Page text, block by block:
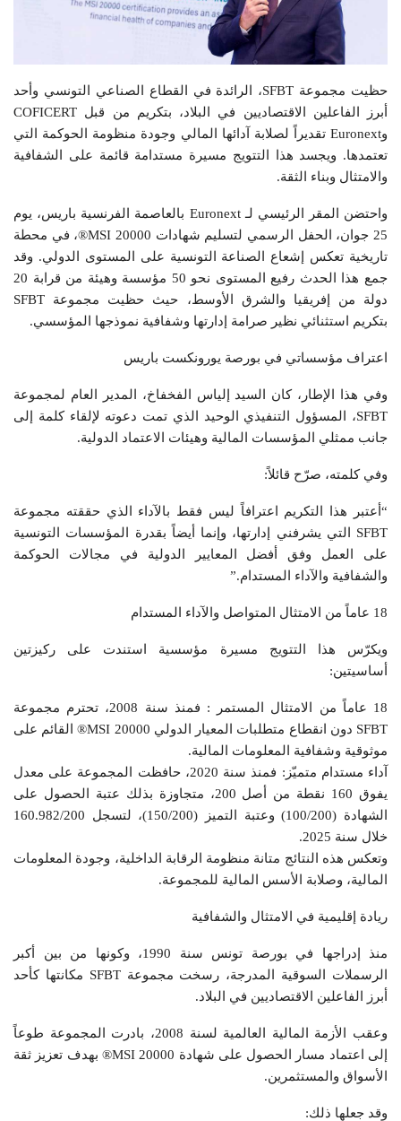
حظيت مجموعة SFBT، الرائدة في القطاع الصناعي التونسي وأحد
أبرز الفاعلين الاقتصاديين في البلاد، بتكريم من قبل COFICERT
وEuronext تقديراً لصلابة آدائها المالي وجودة منظومة الحوكمة التي
تعتمدها. ويجسد هذا التتويج مسيرة مستدامة قائمة على الشفافية
والامتثال وبناء الثقة.
واحتضن المقر الرئيسي لـ Euronext بالعاصمة الفرنسية باريس، يوم
25 جوان، الحفل الرسمي لتسليم شهادات MSI 20000®، في محطة
تاريخية تعكس إشعاع الصناعة التونسية على المستوى الدولي. وقد
جمع هذا الحدث رفيع المستوى نحو 50 مؤسسة وهيئة من قرابة 20
دولة من إفريقيا والشرق الأوسط، حيث حظيت مجموعة SFBT
بتكريم استثنائي نظير صرامة إدارتها وشفافية نموذجها المؤسسي.
اعتراف مؤسساتي في بورصة يورونكست باريس
وفي هذا الإطار، كان السيد إلياس الفخفاخ، المدير العام لمجموعة
SFBT، المسؤول التنفيذي الوحيد الذي تمت دعوته لإلقاء كلمة إلى
جانب ممثلي المؤسسات المالية وهيئات الاعتماد الدولية.
وفي كلمته، صرّح قائلاً:
“أعتبر هذا التكريم اعترافاً ليس فقط بالآداء الذي حققته مجموعة
SFBT التي يشرفني إدارتها، وإنما أيضاً بقدرة المؤسسات التونسية
على العمل وفق أفضل المعايير الدولية في مجالات الحوكمة
والشفافية والآداء المستدام.”
18 عاماً من الامتثال المتواصل والآداء المستدام
ويكرّس هذا التتويج مسيرة مؤسسية استندت على ركيزتين
أساسيتين:
18 عاماً من الامتثال المستمر : فمنذ سنة 2008، تحترم مجموعة
SFBT دون انقطاع متطلبات المعيار الدولي MSI 20000® القائم على
موثوقية وشفافية المعلومات المالية.
آداء مستدام متميّز: فمنذ سنة 2020، حافظت المجموعة على معدل
يفوق 160 نقطة من أصل 200، متجاوزة بذلك عتبة الحصول على
الشهادة (100/200) وعتبة التميز (150/200)، لتسجل 160.982/200
خلال سنة 2025.
وتعكس هذه النتائج متانة منظومة الرقابة الداخلية، وجودة المعلومات
المالية، وصلابة الأسس المالية للمجموعة.
ريادة إقليمية في الامتثال والشفافية
منذ إدراجها في بورصة تونس سنة 1990، وكونها من بين أكبر
الرسملات السوقية المدرجة، رسخت مجموعة SFBT مكانتها كأحد
أبرز الفاعلين الاقتصاديين في البلاد.
وعقب الأزمة المالية العالمية لسنة 2008، بادرت المجموعة طوعاً
إلى اعتماد مسار الحصول على شهادة MSI 20000® بهدف تعزيز ثقة
الأسواق والمستثمرين.
وقد جعلها ذلك: